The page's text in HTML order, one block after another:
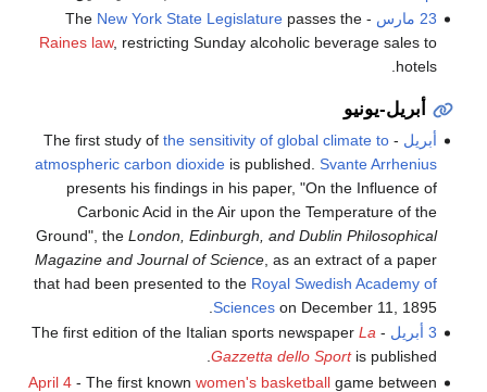
23 مارس
- The
New York State Legislaturepasses the
Raines law, restricting Sunday alcoholic beverage sales to
hotels.
أبريل-يونيو
أبريل - The first study of
the sensitivity of global climate to
atmospheric carbon dioxideis published. Svante Arrhenius
presents his findings in his paper, "On the Influence of
Carbonic Acid in the Air upon the Temperature of the
Ground", the London, Edinburgh, and Dublin Philosophical
Magazine and Journal of Science, as an extract of a paper
that had been presented to the Royal Swedish Academy of
Scienceson December 11, 1895.
3 أبريل
- The first edition of the Italian sports newspaper
La
Gazzetta dello Sportis published.
April 4- The first known women's basketballgame between